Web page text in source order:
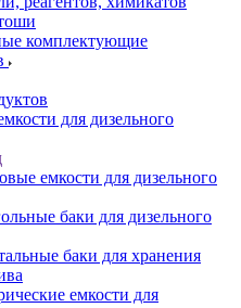
комплектующие
для дизельного
емкости для дизельного
баки для дизельного
баки для хранения
емкости для